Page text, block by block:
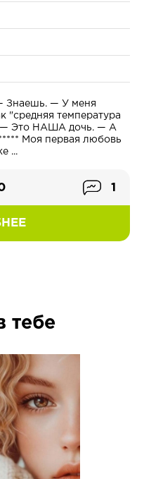
Знаешь. — У меня
"средняя температура
— Это НАША дочь. — А
Моя первая любовь
...
1
тебе